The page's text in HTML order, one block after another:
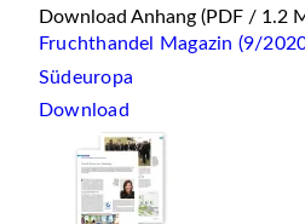
Download Anhang (PDF / 1.2
Fruchthandel Magazin (9/
Südeuropa
Download